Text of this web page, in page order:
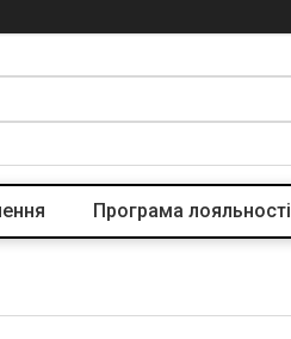
Програма лояльності